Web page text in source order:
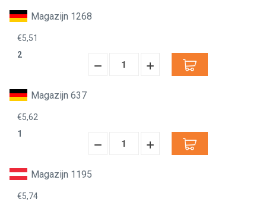
Magazijn 1268
€5,51
2
Hoeveelheid
Hoeveelheid
Magazijn 637
€5,62
1
Hoeveelheid
Hoeveelheid
Magazijn 1195
€5,74